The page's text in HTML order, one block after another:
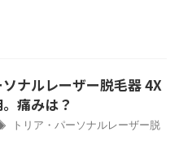
ソナルレーザー脱毛器 4X
痛みは？
トリア・パーソナルレーザー脱